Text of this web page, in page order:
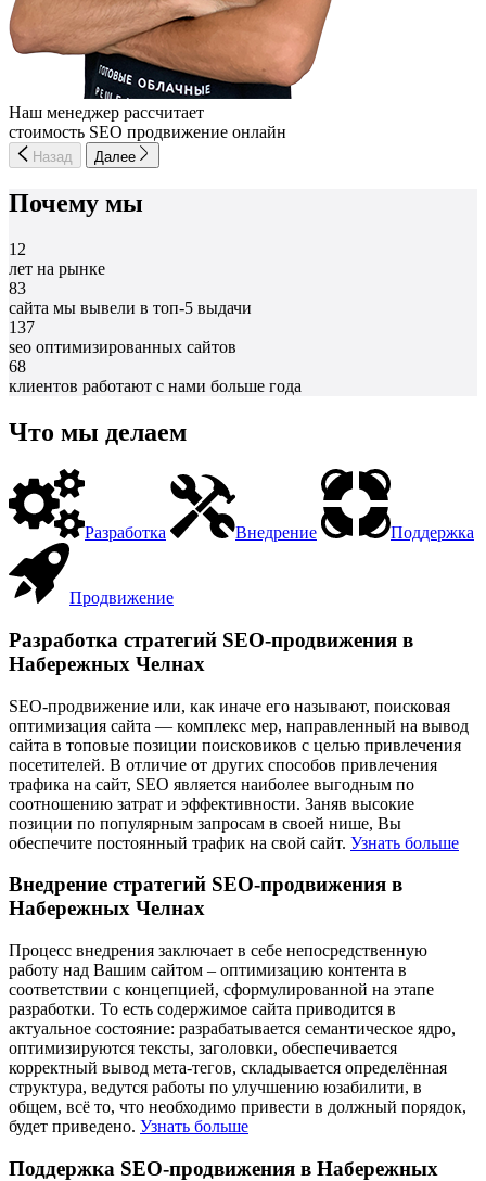
Наш менеджер рассчитает
стоимость SEO продвижение онлайн
Назад Далее
Почему мы
12
лет на рынке
83
сайта мы вывели в топ-5 выдачи
137
seo оптимизированных сайтов
68
клиентов работают с нами больше года
Что мы делаем
Разработка Внедрение Поддержка
Продвижение
Разработка стратегий SEO-продвижения в
Набережных Челнах
SEO-продвижение или, как иначе его называют, поисковая
оптимизация сайта — комплекс мер, направленный на вывод
сайта в топовые позиции поисковиков с целью привлечения
посетителей. В отличие от других способов привлечения
трафика на сайт, SEO является наиболее выгодным по
соотношению затрат и эффективности. Заняв высокие
позиции по популярным запросам в своей нише, Вы
обеспечите постоянный трафик на свой сайт. Узнать больше
Внедрение стратегий SEO-продвижения в
Набережных Челнах
Процесс внедрения заключает в себе непосредственную
работу над Вашим сайтом – оптимизацию контента в
соответствии с концепцией, сформулированной на этапе
разработки. То есть содержимое сайта приводится в
актуальное состояние: разрабатывается семантическое ядро,
оптимизируются тексты, заголовки, обеспечивается
корректный вывод мета-тегов, складывается определённая
структура, ведутся работы по улучшению юзабилити, в
общем, всё то, что необходимо привести в должный порядок,
будет приведено. Узнать больше
Поддержка SEO-продвижения в Набережных